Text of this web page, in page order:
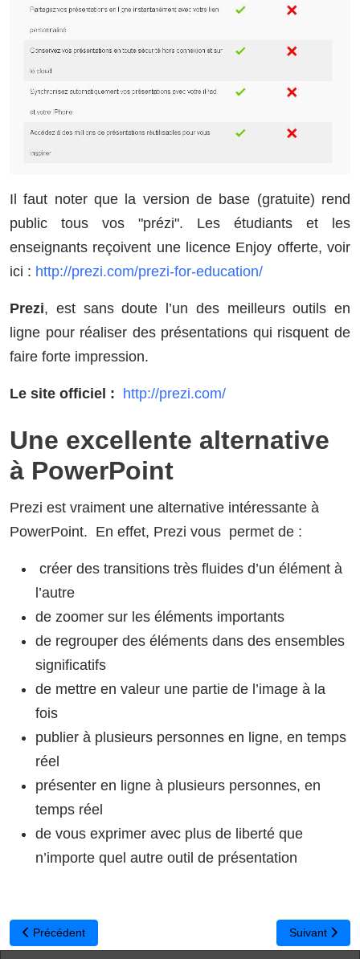
Il faut noter que la version de base (gratuite) rend
public tous vos "prézi". Les étudiants et les
enseignants reçoivent une licence Enjoy offerte, voir
ici : http://prezi.com/prezi-for-education/
Prezi, est sans doute l’un des meilleurs outils en
ligne pour réaliser des présentations qui risquent de
faire forte impression.
Le site officiel : http://prezi.com/
Une excellente alternative
à PowerPoint
Prezi est vraiment une alternative intéressante à
PowerPoint. En effet, Prezi vous permet de :
créer des transitions très fluides d’un élément à
l’autre
de zoomer sur les éléments importants
de regrouper des éléments dans des ensembles
significatifs
de mettre en valeur une partie de l’image à la
fois
publier à plusieurs personnes en ligne, en temps
réel
présenter en ligne à plusieurs personnes, en
temps réel
de vous exprimer avec plus de liberté que
n’importe quel autre outil de présentation
Article précédent : Gérer vos concours de lecture en ligne avec
Précédent Article
Suivant